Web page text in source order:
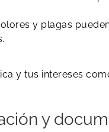
y plagas
y tus intereses
y